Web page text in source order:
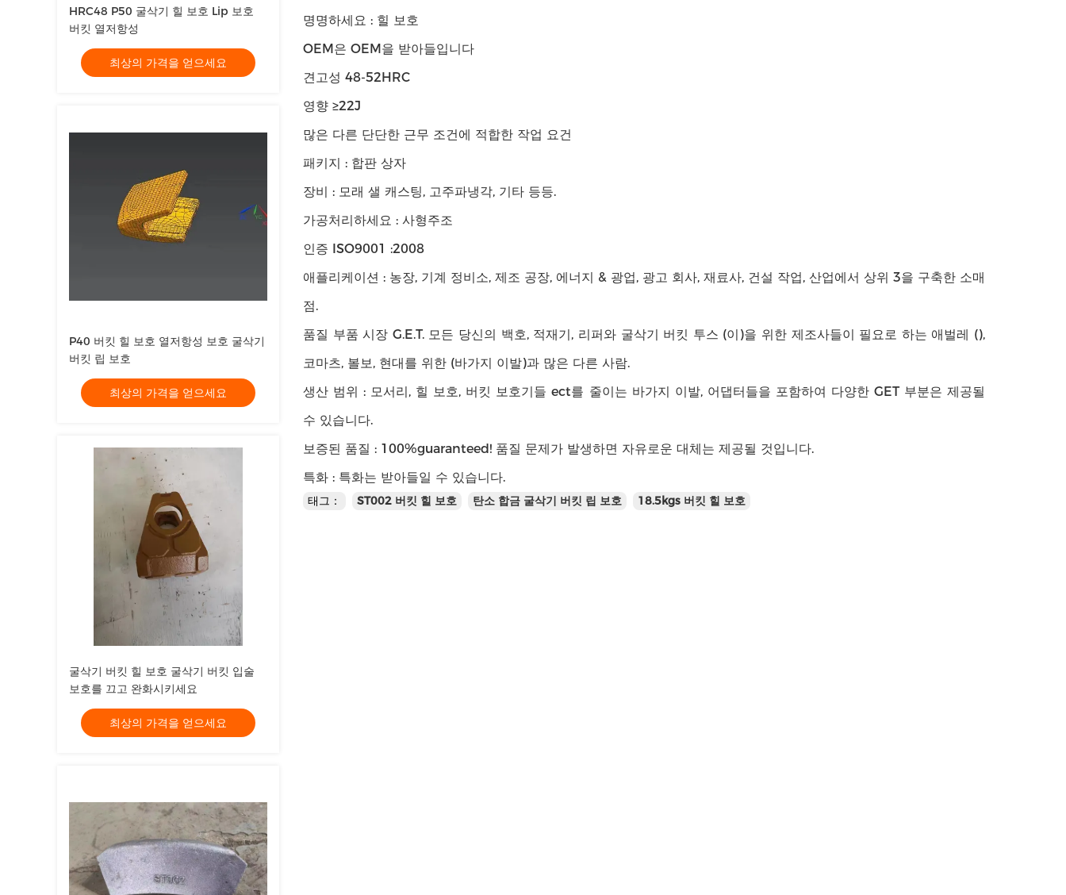
HRC48 P50 굴삭기 힐 보호 Lip 보호
버킷 열저항성
최상의 가격을 얻으세요
P40 버킷 힐 보호 열저항성 보호 굴삭기
버킷 립 보호
최상의 가격을 얻으세요
굴삭기 버킷 힐 보호 굴삭기 버킷 입술
보호를 끄고 완화시키세요
최상의 가격을 얻으세요
명명하세요 : 힐 보호
OEM은 OEM을 받아들입니다
견고성 48-52HRC
영향 ≥22J
많은 다른 단단한 근무 조건에 적합한 작업 요건
패키지 : 합판 상자
장비 : 모래 샐 캐스팅, 고주파냉각, 기타 등등.
가공처리하세요 : 사형주조
인증 ISO9001 :2008
애플리케이션 : 농장, 기계 정비소, 제조 공장, 에너지 & 광업, 광고 회사, 재료사, 건설 작업, 산업에서 상위 3을 구축한 소매
점.
품질 부품 시장 G.E.T. 모든 당신의 백호, 적재기, 리퍼와 굴삭기 버킷 투스 (이)을 위한 제조사들이 필요로 하는 애벌레 (),
코마츠, 볼보, 현대를 위한 (바가지 이발)과 많은 다른 사람.
생산 범위 : 모서리, 힐 보호, 버킷 보호기들 ect를 줄이는 바가지 이발, 어댑터들을 포함하여 다양한 GET 부분은 제공될
수 있습니다.
보증된 품질 : 100%guaranteed! 품질 문제가 발생하면 자유로운 대체는 제공될 것입니다.
특화 : 특화는 받아들일 수 있습니다.
태그： ST002 버킷 힐 보호 탄소 합금 굴삭기 버킷 립 보호 18.5kgs 버킷 힐 보호